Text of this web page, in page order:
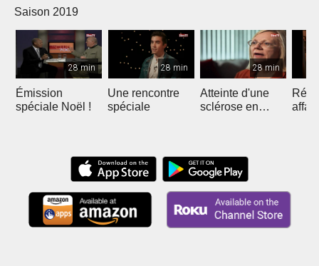
Saison 2019
28 min
Émission
spéciale Noël !
28 min
Une rencontre
spéciale
28 min
Atteinte d'une
sclérose en